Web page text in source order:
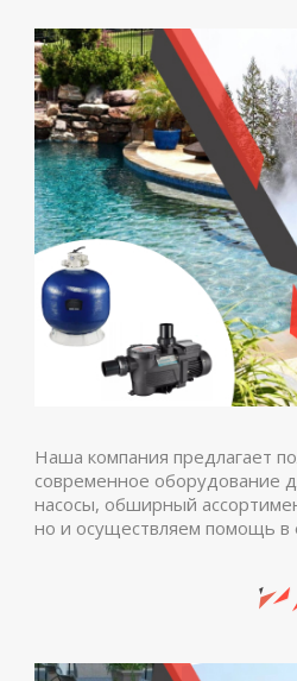
Наша компания предлагает
современное оборудование
насосы, обширный
но и осуществляем помощь в